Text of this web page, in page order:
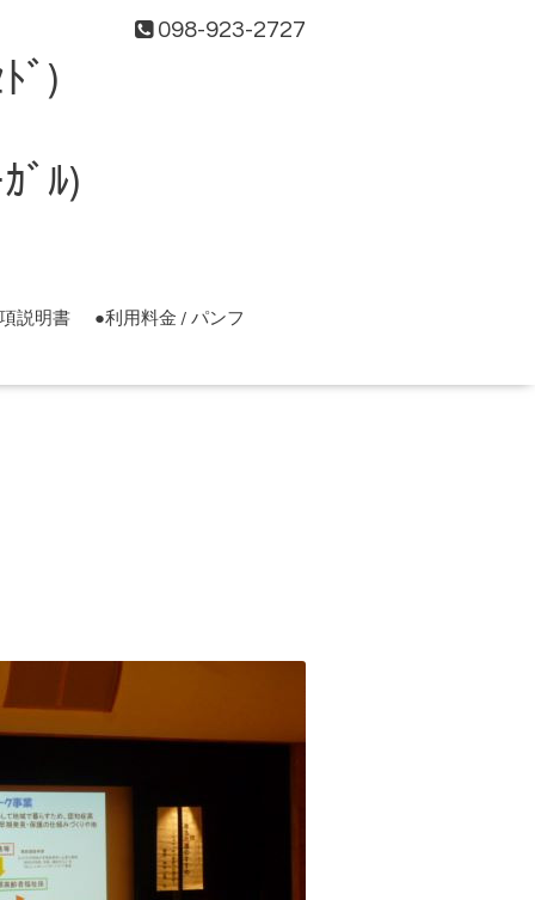
098-923-2727
ﾞ)
ﾞﾙ)
説明書
●利用料金 / パンフ